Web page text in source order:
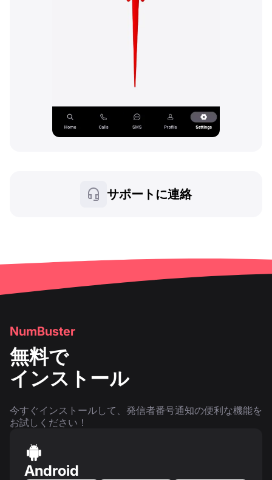
サポートに連絡
NumBuster
無料で
インストール
今すぐインストールして、発信者番号通知の便利な機能を
お試しください！
Android